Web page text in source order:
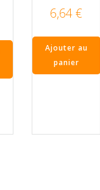
6,64€
Ajouter au
panier